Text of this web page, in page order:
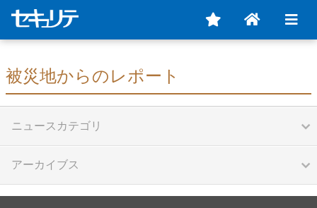
被災地からのレポート
ニュースカテゴリ
アーカイブス